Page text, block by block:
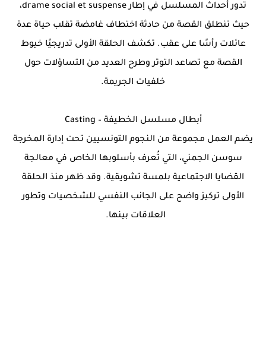
تدور أحداث المسلسل في إطار drame social et suspense،
حيث تنطلق القصة من حادثة اختطاف غامضة تقلب حياة عدة
عائلات رأسًا على عقب. تكشف الحلقة الأولى تدريجيًا خيوط
القصة مع تصاعد التوتر وطرح العديد من التساؤلات حول
خلفيات الجريمة.
أبطال مسلسل الخطيفة – Casting
يضم العمل مجموعة من النجوم التونسيين تحت إدارة المخرجة
سوسن الجمني، التي تُعرف بأسلوبها الخاص في معالجة
القضايا الاجتماعية بلمسة تشويقية. وقد ظهر منذ الحلقة
الأولى تركيز واضح على الجانب النفسي للشخصيات وتطور
العلاقات بينها.